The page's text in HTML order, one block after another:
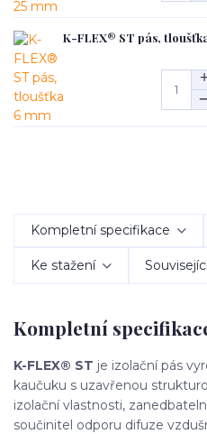
K-FLEX® ST pás,
Kompletní specifikace
Ke stažení
Kompletní
K-FLEX® ST je izolační pás
kaučuku s uzavřenou
izolační vlastnosti,
součinitel odporu difuze